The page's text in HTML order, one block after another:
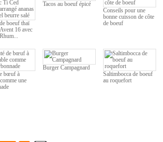
boeuf thaï
16 avec
Tacos au boeuf épicé
Conseils pour une
bonne cuisson de côte
de boeuf
bœuf à
une
Burger Campagnard
Saltimbocca de boeuf
au roquefort